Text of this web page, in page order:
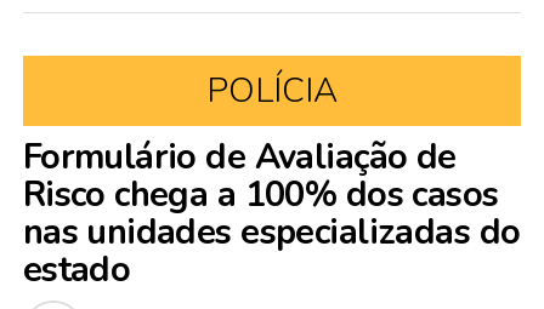
POLÍCIA
Formulário de Avaliação de
Risco chega a 100% dos casos
nas unidades especializadas do
estado